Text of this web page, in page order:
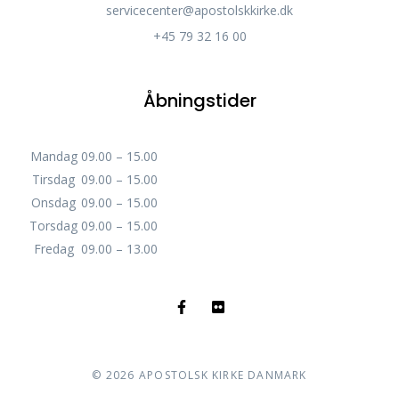
servicecenter@apostolskkirke.dk
+45 79 32 16 00
Åbningstider
Mandag 09.00 – 15.00
Tirsdag 09.00 – 15.00
Onsdag 09.00 – 15.00
Torsdag 09.00 – 15.00
Fredag 09.00 – 13.00
© 2026 APOSTOLSK KIRKE DANMARK